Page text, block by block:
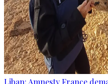
Liban: Amnesty France